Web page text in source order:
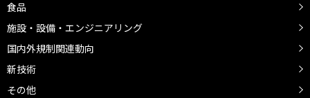
食品
施設・設備・エンジニアリング
国内外規制関連動向
新技術
その他